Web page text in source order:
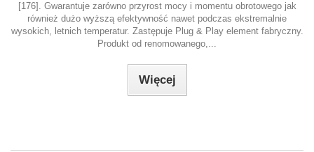
[176]. Gwarantuje zarówno przyrost mocy i momentu obrotowego jak
również dużo wyższą efektywność nawet podczas ekstremalnie
wysokich, letnich temperatur. Zastępuje Plug & Play element fabryczny.
Produkt od renomowanego,...
Więcej